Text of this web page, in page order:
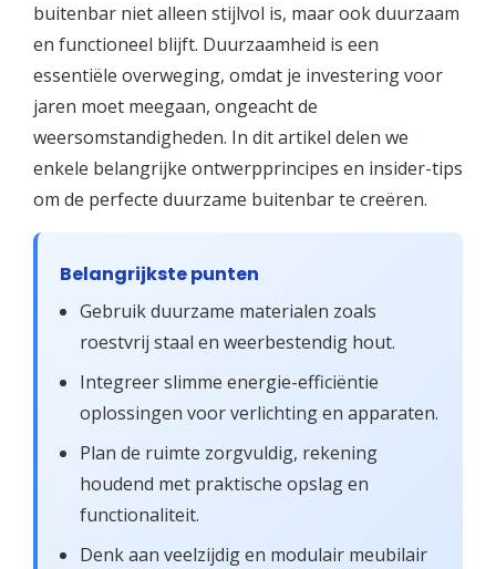
buitenbar niet alleen stijlvol is, maar ook duurzaam
en functioneel blijft. Duurzaamheid is een
essentiële overweging, omdat je investering voor
jaren moet meegaan, ongeacht de
weersomstandigheden. In dit artikel delen we
enkele belangrijke ontwerpprincipes en insider-tips
om de perfecte duurzame buitenbar te creëren.
Belangrijkste punten
Gebruik duurzame materialen zoals
roestvrij staal en weerbestendig hout.
Integreer slimme energie-efficiëntie
oplossingen voor verlichting en apparaten.
Plan de ruimte zorgvuldig, rekening
houdend met praktische opslag en
functionaliteit.
Denk aan veelzijdig en modulair meubilair